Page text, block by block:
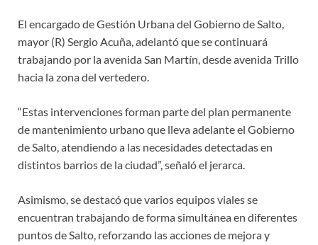
El encargado de Gestión Urbana del Gobierno de Salto,
mayor (R) Sergio Acuña, adelantó que se continuará
trabajando por la avenida San Martín, desde avenida Trillo
hacia la zona del vertedero.
“Estas intervenciones forman parte del plan permanente
de mantenimiento urbano que lleva adelante el Gobierno
de Salto, atendiendo a las necesidades detectadas en
distintos barrios de la ciudad”, señaló el jerarca.
Asimismo, se destacó que varios equipos viales se
encuentran trabajando de forma simultánea en diferentes
puntos de Salto, reforzando las acciones de mejora y